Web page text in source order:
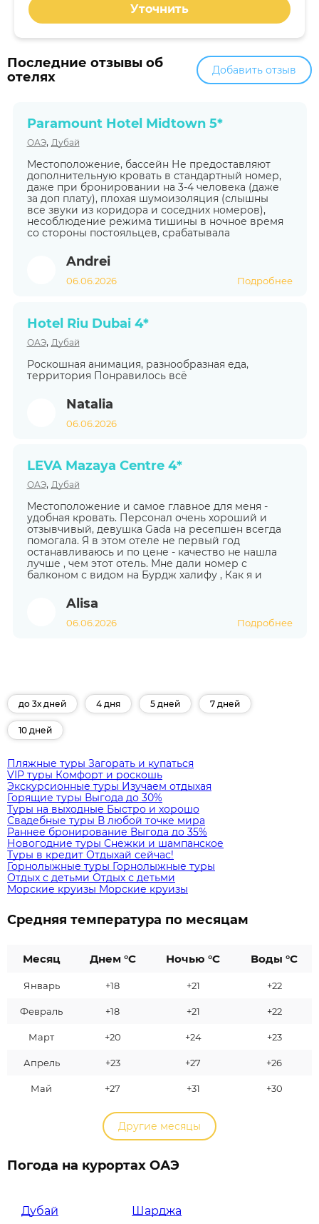
Уточнить
Последние отзывы об
отелях
Добавить отзыв
Paramount Hotel Midtown 5*
ОАЭ, Дубай
Местоположение, бассейн Не предоставляют
дополнительную кровать в стандартный номер,
даже при бронировании на 3-4 человека (даже
за доп плату), плохая шумоизоляция (слышны
все звуки из коридора и соседних номеров),
несоблюдение режима тишины в ночное время
со стороны постояльцев, срабатывала
Andrei
06.06.2026 Подробнее
Hotel Riu Dubai 4*
ОАЭ, Дубай
Роскошная анимация, разнообразная еда,
территория Понравилось всё
Natalia
06.06.2026
LEVA Mazaya Centre 4*
ОАЭ, Дубай
Местоположение и самое главное для меня -
удобная кровать. Персонал очень хороший и
отзывчивый, девушка Gada на ресепшен всегда
помогала. Я в этом отеле не первый год
останавливаюсь и по цене - качество не нашла
лучше , чем этот отель. Мне дали номер с
балконом с видом на Бурдж халифу , Как я и
Alisa
06.06.2026 Подробнее
до 3х дней 4 дня 5 дней 7 дней
10 дней
Пляжные туры Загорать и купаться
VIP туры Комфорт и роскошь
Экскурсионные туры Изучаем отдыхая
Горящие туры Выгода до 30%
Туры на выходные Быстро и хорошо
Свадебные туры В любой точке мира
Раннее бронирование Выгода до 35%
Новогодние туры Снежки и шампанское
Туры в кредит Отдыхай сейчас!
Горнолыжные туры Горнолыжные туры
Отдых с детьми Отдых с детьми
Морские круизы Морские круизы
Средняя температура по месяцам
Месяц Днем °C Ночью °C Воды °C
Январь +18 +21 +22
Февраль +18 +21 +22
Март +20 +24 +23
Апрель +23 +27 +26
Май +27 +31 +30
Другие месяцы
Погода на курортах ОАЭ
Дубай Шарджа